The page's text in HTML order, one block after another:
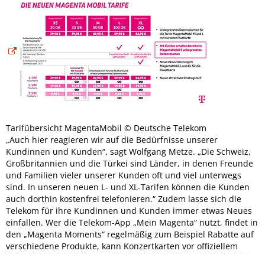
Tarifübersicht MagentaMobil © Deutsche Telekom
„Auch hier reagieren wir auf die Bedürfnisse unserer
Kundinnen und Kunden“, sagt Wolfgang Metze. „Die Schweiz,
Großbritannien und die Türkei sind Länder, in denen Freunde
und Familien vieler unserer Kunden oft und viel unterwegs
sind. In unseren neuen L- und XL-Tarifen können die Kunden
auch dorthin kostenfrei telefonieren.“ Zudem lasse sich die
Telekom für ihre Kundinnen und Kunden immer etwas Neues
einfallen. Wer die Telekom-App „Mein Magenta“ nutzt, findet in
den „Magenta Moments“ regelmäßig zum Beispiel Rabatte auf
verschiedene Produkte, kann Konzertkarten vor offiziellem